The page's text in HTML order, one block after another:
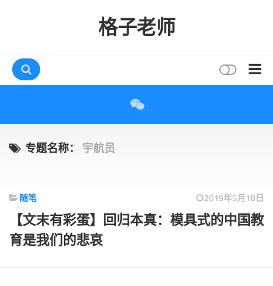
格子老师
互动
读者
专题名称： 宇航员
随笔 2019年5月18日
【文末有彩蛋】回归本真：模具式的中国教
育是我们的悲哀